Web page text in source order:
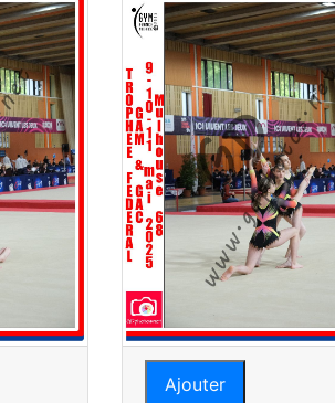
Ajouter